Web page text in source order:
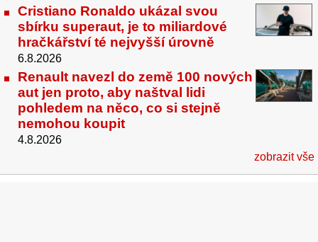
Cristiano Ronaldo ukázal svou
sbírku superaut, je to miliardové
hračkářství té nejvyšší úrovně
6.8.2026
Renault navezl do země 100 nových
aut jen proto, aby naštval lidi
pohledem na něco, co si stejně
nemohou koupit
4.8.2026
zobrazit vše